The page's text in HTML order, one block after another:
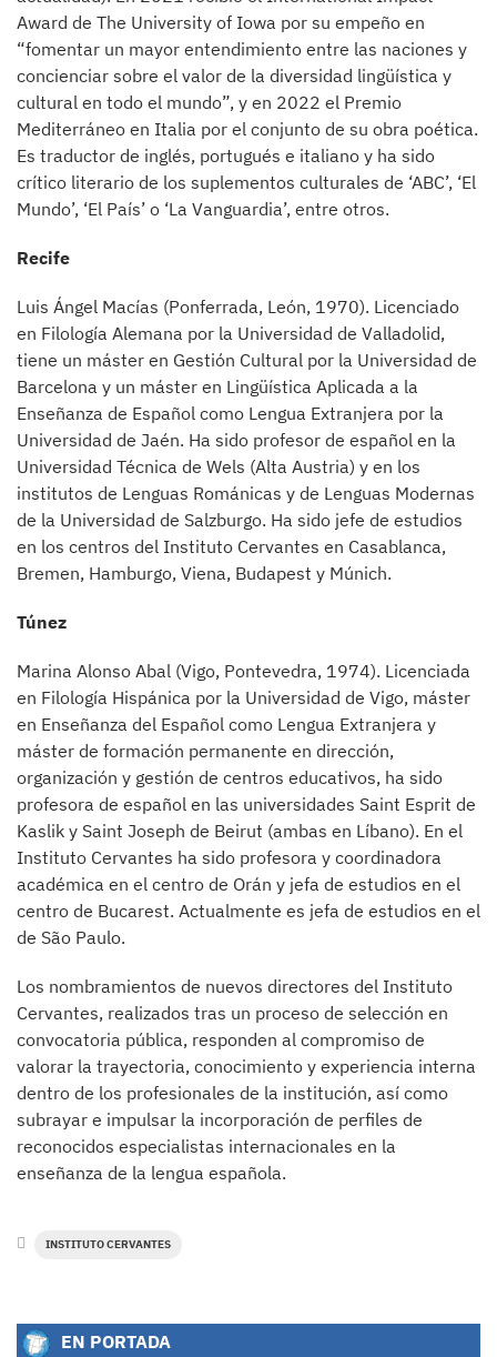
Award de The University of Iowa por su empeño en
“fomentar un mayor entendimiento entre las naciones y
concienciar sobre el valor de la diversidad lingüística y
cultural en todo el mundo”, y en 2022 el Premio
Mediterráneo en Italia por el conjunto de su obra poética.
Es traductor de inglés, portugués e italiano y ha sido
crítico literario de los suplementos culturales de ‘ABC’, ‘El
Mundo’, ‘El País’ o ‘La Vanguardia’, entre otros.
Recife
Luis Ángel Macías (Ponferrada, León, 1970). Licenciado
en Filología Alemana por la Universidad de Valladolid,
tiene un máster en Gestión Cultural por la Universidad de
Barcelona y un máster en Lingüística Aplicada a la
Enseñanza de Español como Lengua Extranjera por la
Universidad de Jaén. Ha sido profesor de español en la
Universidad Técnica de Wels (Alta Austria) y en los
institutos de Lenguas Románicas y de Lenguas Modernas
de la Universidad de Salzburgo. Ha sido jefe de estudios
en los centros del Instituto Cervantes en Casablanca,
Bremen, Hamburgo, Viena, Budapest y Múnich.
Túnez
Marina Alonso Abal (Vigo, Pontevedra, 1974). Licenciada
en Filología Hispánica por la Universidad de Vigo, máster
en Enseñanza del Español como Lengua Extranjera y
máster de formación permanente en dirección,
organización y gestión de centros educativos, ha sido
profesora de español en las universidades Saint Esprit de
Kaslik y Saint Joseph de Beirut (ambas en Líbano). En el
Instituto Cervantes ha sido profesora y coordinadora
académica en el centro de Orán y jefa de estudios en el
centro de Bucarest. Actualmente es jefa de estudios en el
de São Paulo.
Los nombramientos de nuevos directores del Instituto
Cervantes, realizados tras un proceso de selección en
convocatoria pública, responden al compromiso de
valorar la trayectoria, conocimiento y experiencia interna
dentro de los profesionales de la institución, así como
subrayar e impulsar la incorporación de perfiles de
reconocidos especialistas internacionales en la
enseñanza de la lengua española.
INSTITUTO CERVANTES
EN PORTADA